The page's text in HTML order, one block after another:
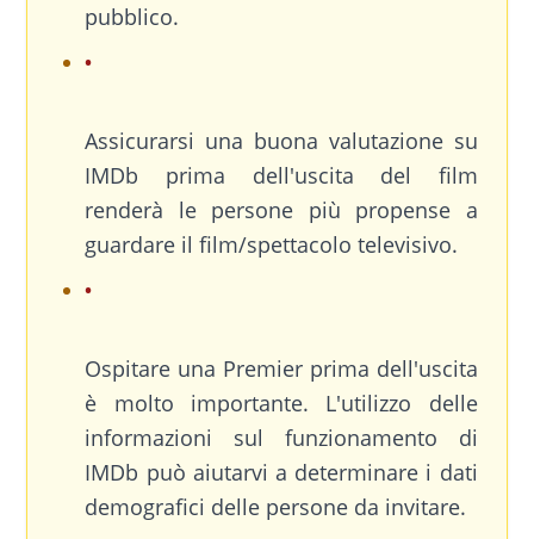
pubblico.
Assicurarsi una buona valutazione su
IMDb prima dell'uscita del film
renderà le persone più propense a
guardare il film/spettacolo televisivo.
Ospitare una Premier prima dell'uscita
è molto importante. L'utilizzo delle
informazioni sul funzionamento di
IMDb può aiutarvi a determinare i dati
demografici delle persone da invitare.